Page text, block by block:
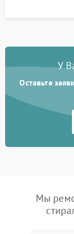
У
Оставьте
Мы